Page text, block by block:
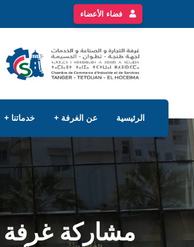
فضاء الأعضاء
الرئيسية عن الغرفة خدماتنا
مشاركة غرفة